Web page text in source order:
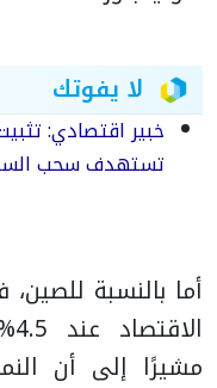
لا يفوتك
تستهدف سحب
أما بالنسبة
مشيرًا إلى أن